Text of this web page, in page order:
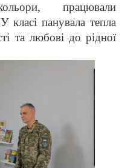
працювали
класі панувала тепла
та любові до рідної